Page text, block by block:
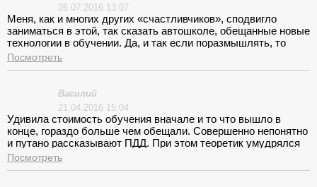
26.07.2016 13:07
Меня, как и многих других «счастливчиков», сподвигло
заниматься в этой, так сказать автошколе, обещанные новые
технологии в обучении. Да, и так если поразмышлять, то
учиться тогда когда тебе удобно, для моего
ненормированного графика работы, это просто чудо!
Вот я и приступила. Оказалось, что все чудо технологии и
разработки закончились на присланных, в электронном виде,
учебных материалов. Поддержки в их изучении никакой не
было.
Посмотреть
Василий
21.04.2016 15:04
Удивила стоимость обучения вначале и то что вышло в
конце, гораздо больше чем обещали. Совершенно непонятно
и путано рассказывают ПДД. При этом теоретик умудрялся
запутаться сам, а что уж говорить о нас.
Посмотреть